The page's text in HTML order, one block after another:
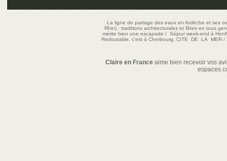
La ligne de partage des eaux en Ardèche et ses
Rhin) : traditions architecturales et fêtes en tous
mérite bien une escapade/Séjour week-end à
Redoutable, c'est à Cherbourg, CITE DE LA MER/
Claire en Franceaime bien recevoir vos
espaces